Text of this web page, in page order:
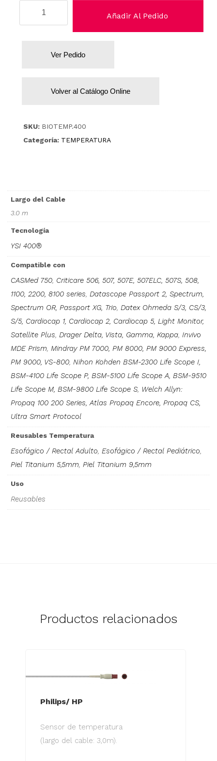
Añadir Al Pedido
Ver Pedido
Volver al Catálogo Online
SKU: BIOTEMP.400
Categoría: TEMPERATURA
Largo del Cable
3.0 m
Tecnología
YSI 400®
Compatible con
CASMed 750, Criticare 506, 507, 507E, 507ELC, 507S, 508,
1100, 2200, 8100 series, Datascope Passport 2, Spectrum,
Spectrum OR, Passport XG, Trio, Datex Ohmeda S/3, CS/3,
S/5, Cardiocap 1, Cardiocap 2, Cardiocap 5, Light Monitor,
Satellite Plus, Drager Delta, Vista, Gamma, Kappa, Invivo
MDE Prism, Mindray PM 7000, PM 8000, PM 9000 Express,
PM 9000, VS-800, Nihon Kohden BSM-2300 Life Scope I,
BSM-4100 Life Scope P, BSM-5100 Life Scope A, BSM-9510
Life Scope M, BSM-9800 Life Scope S, Welch Allyn:
Propaq 100 200 Series, Atlas Propaq Encore, Propaq CS,
Ultra Smart Protocol
Reusables Temperatura
Esofágico / Rectal Adulto, Esofágico / Rectal Pediátrico,
Piel Titanium 5,5mm, Piel Titanium 9,5mm
Uso
Reusables
Productos relacionados
Philips/ HP
Sensor de temperatura
(largo del cable: 3,0m).